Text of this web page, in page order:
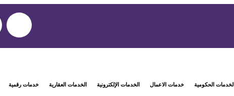
الخدمات الحكومية خدمات الاعمال الخدمات الإلكترونية الخدمات العقارية خدمات رقمية